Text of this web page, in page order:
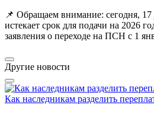
📌 Обращаем внимание: сегодня, 17
истекает срок для подачи на 2026
заявления о переходе на ПСН с 1
Другие новости
Как наследникам разделить